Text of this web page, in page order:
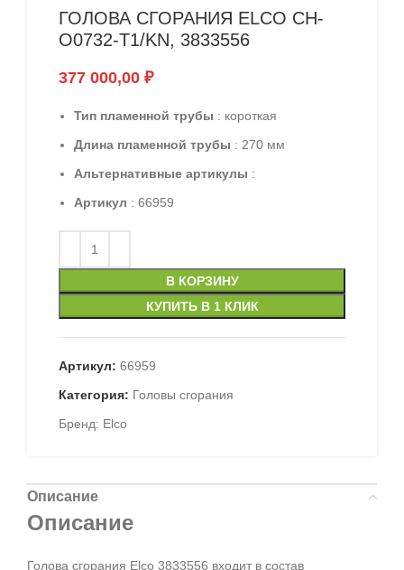
ГОЛОВА СГОРАНИЯ ELCO CH-
O0732-T1/KN, 3833556
377 000,00 ₽
Тип пламенной трубы : короткая
Длина пламенной трубы : 270 мм
Альтернативные артикулы :
Артикул : 66959
В КОРЗИНУ
КУПИТЬ В 1 КЛИК
Артикул: 66959
Категория: Головы сгорания
Бренд: Elco
Описание
Описание
Голова сгорания Elco 3833556 входит в состав